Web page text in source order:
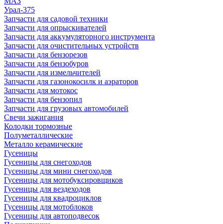
Урал-375
Запчасти для садовой техники
Запчасти для опрыскивателей
Запчасти для аккумуляторного инструмента
Запчасти для очистительных устройств
Запчасти для бензорезов
Запчасти для бензобуров
Запчасти для измельчителей
Запчасти для газонокосилк и аэраторов
Запчасти для мотокос
Запчасти для бензопил
Запчасти для грузовых автомобилей
Свечи зажигания
Колодки тормозные
Полуметаллические
Металло керамические
Гусеницы
Гусеницы для снегоходов
Гусеницы для мини снегоходов
Гусеницы для мотобуксировщиков
Гусеницы для вездеходов
Гусеницы для квадроциклов
Гусеницы для мотоблоков
Гусеницы для автоподвесок